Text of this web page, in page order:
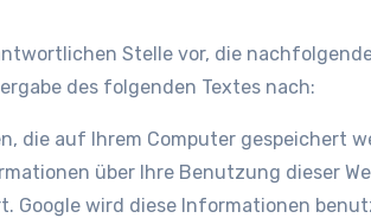
Stelle vor, die
des folgenden Textes nach:
die auf Ihrem Computer gespeichert
über Ihre Benutzung dieser
Google wird diese Informationen